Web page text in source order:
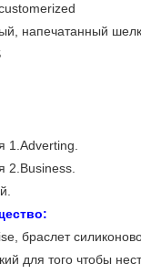
напечатанный
1.Adverting.
2.Business.
браслет
для того чтобы